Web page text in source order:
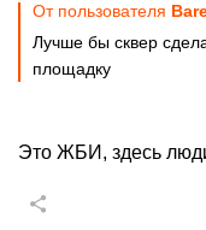
От пользователя
Лучше бы сквер
площадку
Это ЖБИ, здесь